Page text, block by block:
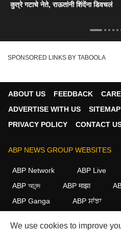
कुत्रे गटाचे नेते, राऊतांनी शिंदेंना डिवचलं
SPONSORED LINKS BY TABOOLA
ABOUT US FEEDBACK
ADVERTISE WITH US
SITEMAP
PRIVACY POLICY
CONTACT
ABP NEWS GROUP WEBSITES
ABP Network ABP Live
ABP আনন্দ
ABP माझा
ABP Ganga
ABP ਸਾਂਝਾ
FOLLOW US
We use cookies to improve